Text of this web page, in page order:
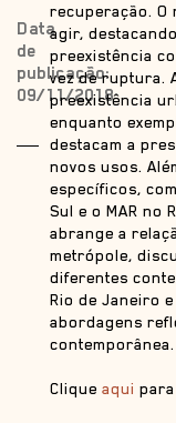
Data
de
publicação:
09/11/2018
recuperação. O
agir,
preexistência
vez de ruptura.
preexistência
enquanto
destacam a
novos usos.
específicos,
Sul e o MAR no
abrange a
metrópole,
diferentes
Rio de Janeiro
abordagens
contemporânea.
Cliqueaqui